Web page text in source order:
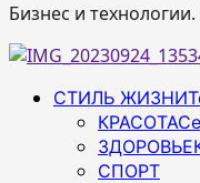
Бизнес и
Основное
СТИЛЬ ЖИЗНИ
КРАСОТА
ЗДОРОВЬЕ
СПОРТ